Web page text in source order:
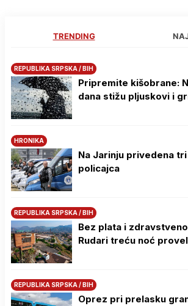
TRENDING
REPUBLIKA SRPSKA / BIH
Pripremite kišobrane:
dana stižu pljuskovi i
HRONIKA
Na Јarinju privedena
policajca
REPUBLIKA SRPSKA / BIH
Bez plata i
Rudari treću noć
REPUBLIKA SRPSKA / BIH
Oprez pri prelasku